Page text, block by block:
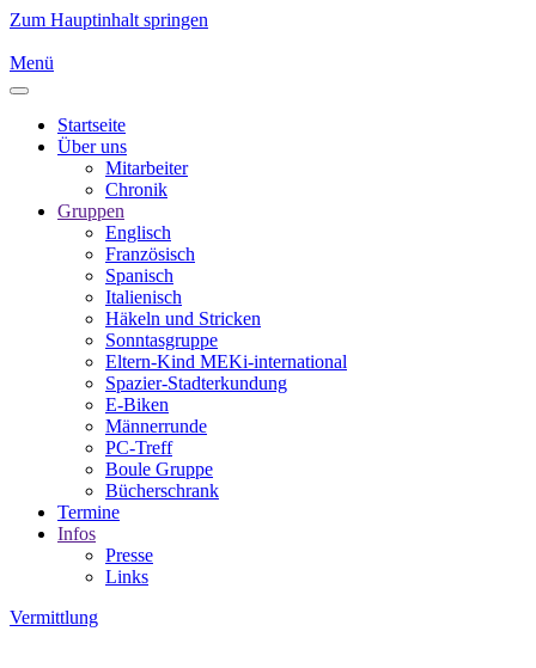
Zum Hauptinhalt springen
Menü
Startseite
Über uns
Mitarbeiter
Chronik
Gruppen
Englisch
Französisch
Spanisch
Italienisch
Häkeln und Stricken
Sonntasgruppe
Eltern-Kind MEKi-international
Spazier-Stadterkundung
E-Biken
Männerrunde
PC-Treff
Boule Gruppe
Bücherschrank
Termine
Infos
Presse
Links
Vermittlung